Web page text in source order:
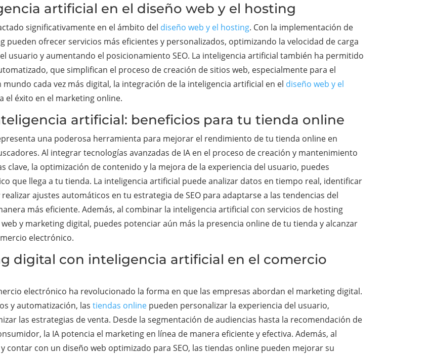
artificial en el diseño web y el hosting
significativamente en el ámbito del diseño web y el hosting. Con la implementación de
ofrecer servicios más eficientes y personalizados, optimizando la velocidad de carga
usuario y aumentando el posicionamiento SEO. La inteligencia artificial también ha permitido
que simplifican el proceso de creación de sitios web, especialmente para el
cada vez más digital, la integración de la inteligencia artificial en el diseño web y el
el éxito en el marketing online.
artificial: beneficios para tu tienda online
una poderosa herramienta para mejorar el rendimiento de tu tienda online en
Al integrar tecnologías avanzadas de IA en el proceso de creación y mantenimiento
clave, la optimización de contenido y la mejora de la experiencia del usuario, puedes
que llega a tu tienda. La inteligencia artificial puede analizar datos en tiempo real, identificar
ajustes automáticos en tu estrategia de SEO para adaptarse a las tendencias del
más eficiente. Además, al combinar la inteligencia artificial con servicios de hosting
y marketing digital, puedes potenciar aún más la presencia online de tu tienda y alcanzar
electrónico.
digital con inteligencia artificial en el comercio
electrónico ha revolucionado la forma en que las empresas abordan el marketing digital.
y automatización, lastiendas online pueden personalizar la experiencia del usuario,
las estrategias de venta. Desde la segmentación de audiencias hasta la recomendación de
la IA potencia el marketing en línea de manera eficiente y efectiva. Además, al
contar con un diseño web optimizado para SEO, las tiendas online pueden mejorar su